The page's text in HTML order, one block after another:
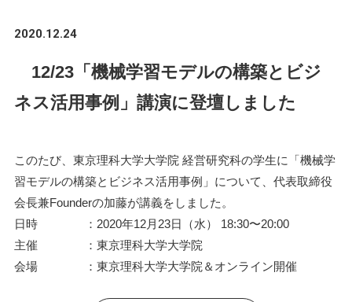
2020.12.24
12/23「機械学習モデルの構築とビジ
ネス活用事例」講演に登壇しました
このたび、東京理科大学大学院 経営研究科の学生に「機械学
習モデルの構築とビジネス活用事例」について、代表取締役
会長兼Founderの加藤が講義をしました。
日時 ：2020年12月23日（水） 18:30〜20:00
主催 ：東京理科大学大学院
会場 ：東京理科大学大学院＆オンライン開催